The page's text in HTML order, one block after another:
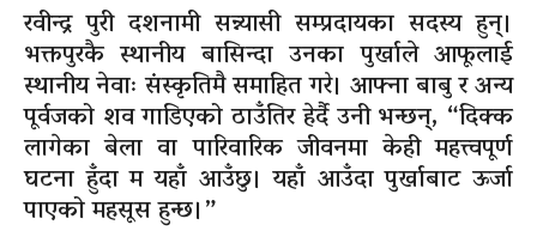
रवीन्द्र पुरी दशनामी सन्न्यासी सम्प्रदायका सदस्य हुन्।
भक्तपुरकै स्थानीय बासिन्दा उनका पुर्खाले आफूलाई
स्थानीय नेवाः संस्कृतिमै समाहित गरे। आफ्ना बाबु र अन्य
पूर्वजको शव गाडिएको ठाउँतिर हेर्दै उनी भन्छन्, “दिक्क
लागेका बेला वा पारिवारिक जीवनमा केही महत्त्वपूर्ण
घटना हुँदा म यहाँ आउँछु। यहाँ आउँदा पुर्खाबाट ऊर्जा
पाएको महसूस हुन्छ।”